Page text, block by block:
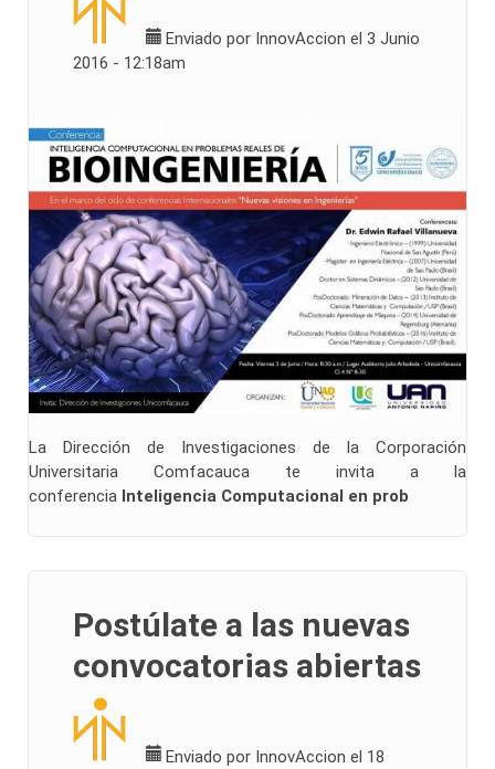
Enviado por InnovAccion el 3 Junio
2016 - 12:18am
La Dirección de Investigaciones de la Corporación
Universitaria Comfacauca te invita a la
conferencia Inteligencia Computacional en prob
Postúlate a las nuevas
convocatorias abiertas
Enviado por InnovAccion el 18